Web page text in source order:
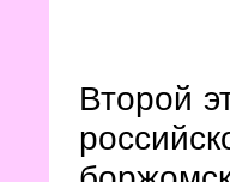
Второй